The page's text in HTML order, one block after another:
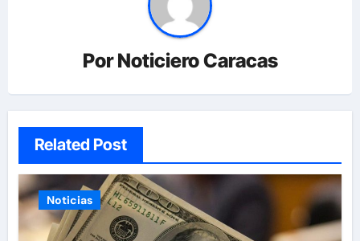
PorNoticiero Caracas
Related Post
Noticias